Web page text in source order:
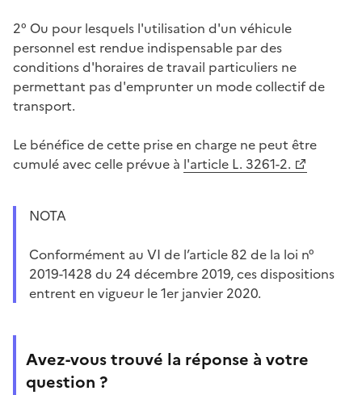
2° Ou pour lesquels l'utilisation d'un véhicule
personnel est rendue indispensable par des
conditions d'horaires de travail particuliers ne
permettant pas d'emprunter un mode collectif de
transport.
Le bénéfice de cette prise en charge ne peut être
cumulé avec celle prévue à l'article L. 3261-2.
NOTA
Conformément au VI de l’article 82 de la loi n°
2019-1428 du 24 décembre 2019, ces dispositions
entrent en vigueur le 1er janvier 2020.
Avez-vous trouvé la réponse à votre
question ?